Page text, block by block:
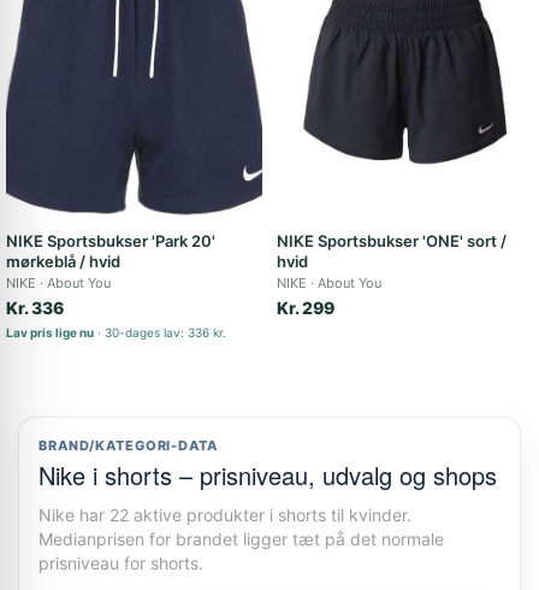
NIKE Sportsbukser 'Park 20'
mørkeblå / hvid
NIKE About You
Kr. 336
Lav pris lige nu 30-dages lav: 336 kr.
NIKE Sportsbukser 'ONE' sort /
hvid
NIKE About You
Kr. 299
BRAND/KATEGORI-DATA
Nike i shorts – prisniveau, udvalg og shops
Nike har 22 aktive produkter i shorts til kvinder.
Medianprisen for brandet ligger tæt på det normale
prisniveau for shorts.